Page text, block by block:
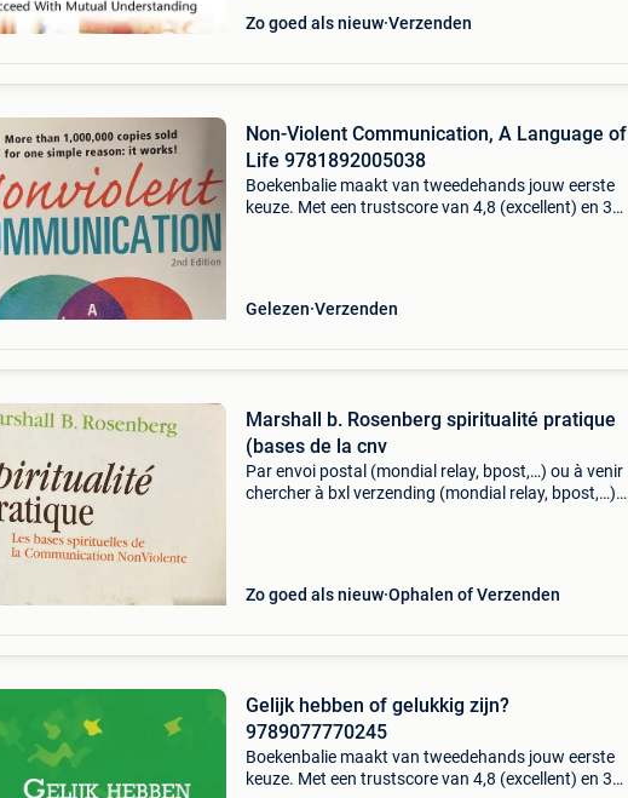
Zo goed als nieuw Verzenden
Non-Violent Communication, A Language of
Life 9781892005038
Boekenbalie maakt van tweedehands jouw eerste
keuze. Met een trustscore van 4,8 (excellent) en 30
Gelezen Verzenden
Marshall b. Rosenberg spiritualité pratique
(bases de la cnv
Par envoi postal (mondial relay, bpost,…) ou à venir
chercher à bxl verzending (mondial relay, bpost,…)
Zo goed als nieuw Ophalen of Verzenden
Gelijk hebben of gelukkig zijn?
9789077770245
Boekenbalie maakt van tweedehands jouw eerste
keuze. Met een trustscore van 4,8 (excellent) en 30